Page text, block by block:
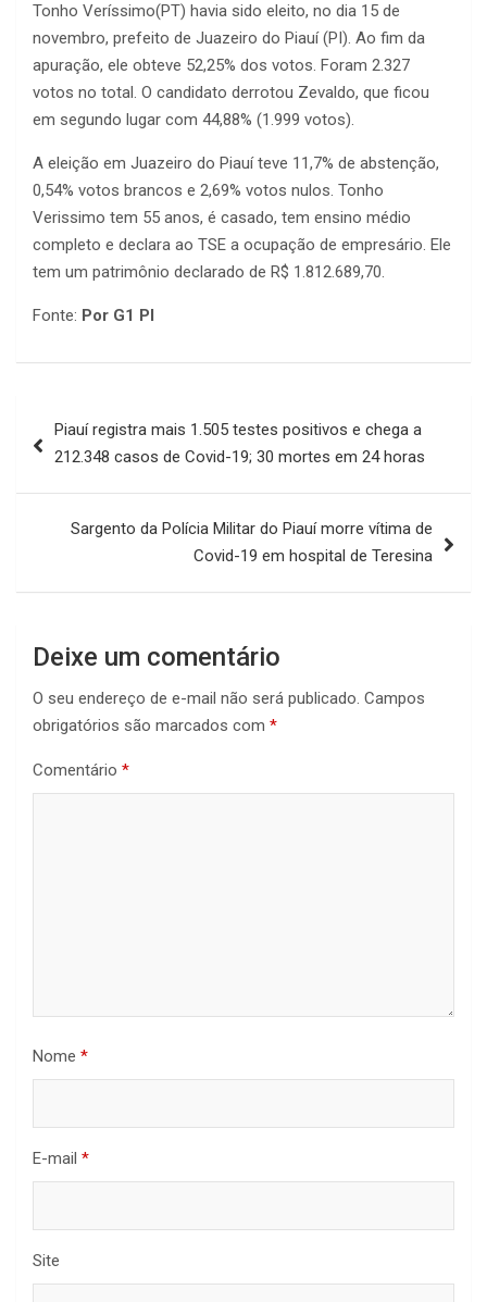
Tonho Veríssimo(PT) havia sido eleito, no dia 15 de
novembro, prefeito de Juazeiro do Piauí (PI). Ao fim da
apuração, ele obteve 52,25% dos votos. Foram 2.327
votos no total. O candidato derrotou Zevaldo, que ficou
em segundo lugar com 44,88% (1.999 votos).
A eleição em Juazeiro do Piauí teve 11,7% de abstenção,
0,54% votos brancos e 2,69% votos nulos. Tonho
Verissimo tem 55 anos, é casado, tem ensino médio
completo e declara ao TSE a ocupação de empresário. Ele
tem um patrimônio declarado de R$ 1.812.689,70.
Fonte: Por G1 PI
de
Piauí registra mais 1.505 testes positivos e chega a
212.348 casos de Covid-19; 30 mortes em 24 horas
Sargento da Polícia Militar do Piauí morre vítima de
Covid-19 em hospital de Teresina
Deixe um comentário
O seu endereço de e-mail não será publicado. Campos
obrigatórios são marcados com *
Comentário *
Nome *
E-mail *
Site